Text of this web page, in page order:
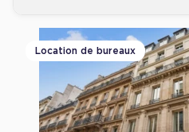
Location de bureaux